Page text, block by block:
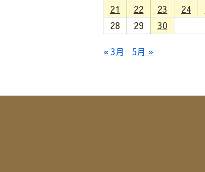
21
22 23 24
28
29 30
« 3月 5月 »